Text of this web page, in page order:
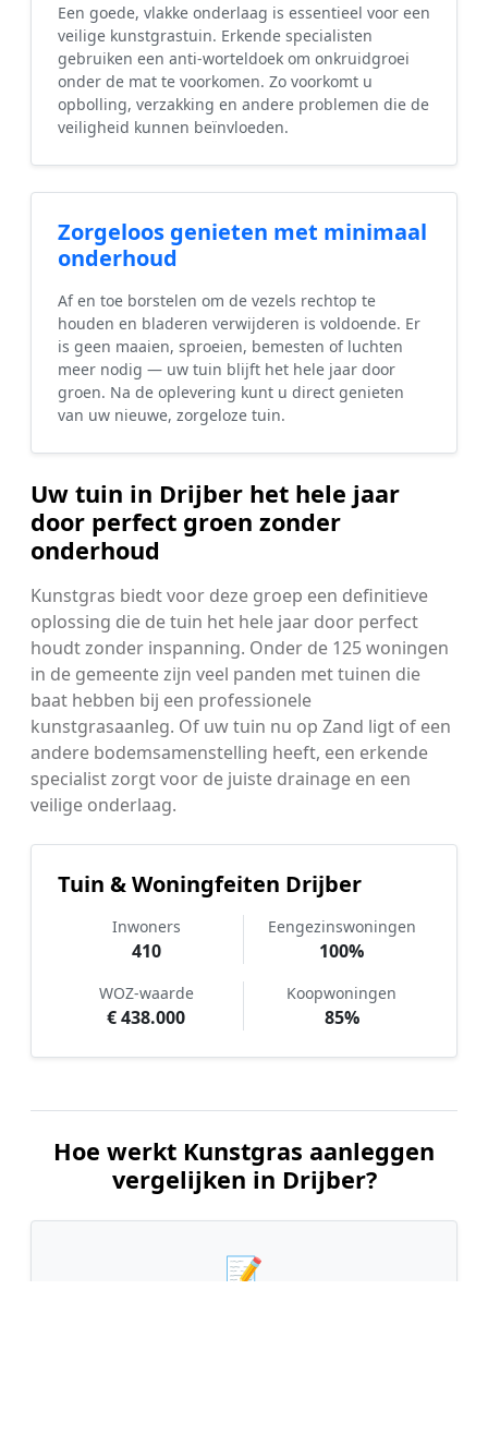
Een goede, vlakke onderlaag is essentieel voor een
veilige kunstgrastuin. Erkende specialisten
gebruiken een anti-worteldoek om onkruidgroei
onder de mat te voorkomen. Zo voorkomt u
opbolling, verzakking en andere problemen die de
veiligheid kunnen beïnvloeden.
Zorgeloos genieten met minimaal
onderhoud
Af en toe borstelen om de vezels rechtop te
houden en bladeren verwijderen is voldoende. Er
is geen maaien, sproeien, bemesten of luchten
meer nodig — uw tuin blijft het hele jaar door
groen. Na de oplevering kunt u direct genieten
van uw nieuwe, zorgeloze tuin.
Uw tuin in Drijber het hele jaar
door perfect groen zonder
onderhoud
Kunstgras biedt voor deze groep een definitieve
oplossing die de tuin het hele jaar door perfect
houdt zonder inspanning. Onder de 125 woningen
in de gemeente zijn veel panden met tuinen die
baat hebben bij een professionele
kunstgrasaanleg. Of uw tuin nu op Zand ligt of een
andere bodemsamenstelling heeft, een erkende
specialist zorgt voor de juiste drainage en een
veilige onderlaag.
Tuin & Woningfeiten Drijber
Inwoners
410
Eengezinswoningen
100%
WOZ-waarde
€ 438.000
Koopwoningen
85%
Hoe werkt Kunstgras aanleggen
vergelijken in Drijber?
📝